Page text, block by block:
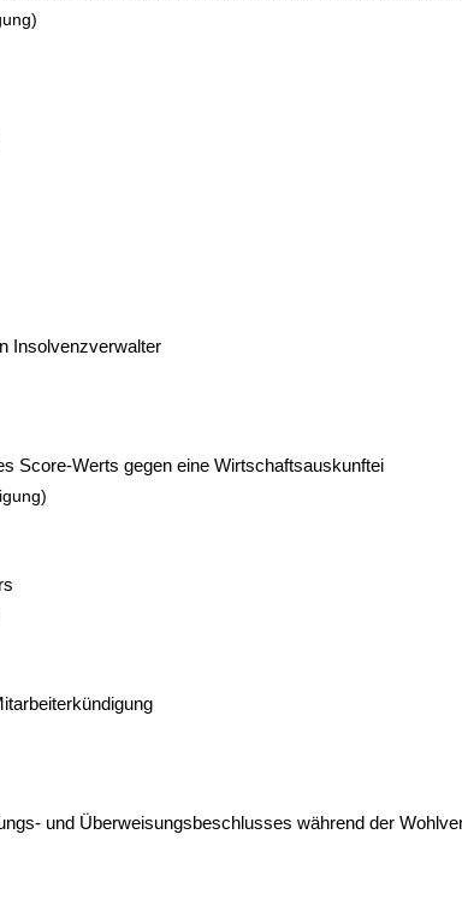
Insolvenzverwalter
Score-Werts gegen eine Wirtschaftsauskunftei
und Überweisungsbeschlusses während der